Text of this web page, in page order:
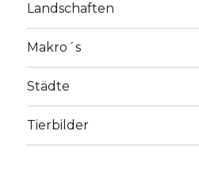
Landschaften
Makro´s
Städte
Tierbilder